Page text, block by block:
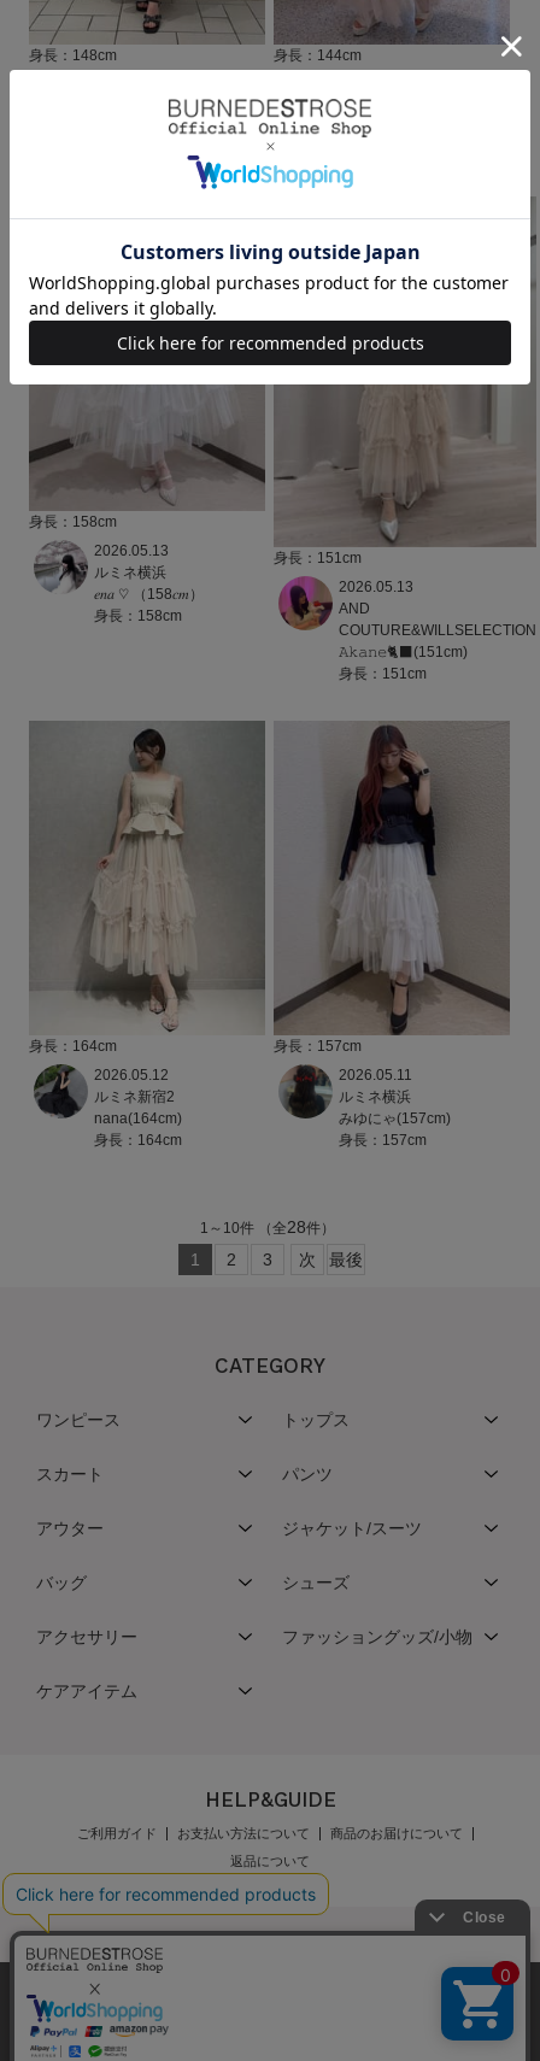
身長：148cm
天神ソラリアプラザ
kuroki(148cm)
身長：144cm
阪急うめだ本店
Yui (144cm)
身長：158cm
2026.05.13
ルミネ横浜
𝑒𝑛𝑎 ♡ （158𝑐𝑚）
身長：158cm
身長：151cm
2026.05.13
AND
COUTURE&WILLSELECTION
𝙰𝚔𝚊𝚗𝚎🐈‍⬛(151cm)
身長：151cm
身長：164cm
2026.05.12
ルミネ新宿2
nana(164cm)
身長：164cm
身長：157cm
2026.05.11
ルミネ横浜
みゆにゃ(157cm)
身長：157cm
1 ～ 10件 （全28件）
1 2 3 次 最後
CATEGORY
ワンピース トップス
スカート パンツ
アウター ジャケット/スーツ
バッグ シューズ
アクセサリー ファッショングッズ/小物
ケアアイテム
HELP&GUIDE
ご利用ガイド お支払い方法について
商品のお届けについて
返品について
メンバーズポイントプログラム規約
特定商取引法に基づく表示
個人情報保護指針
弊社はCookieを利用し、Webの利便性向上に努め
ております。「承諾する」をクリックしていただ
くと、お客様に最適な内容を提供することが可能
承諾する